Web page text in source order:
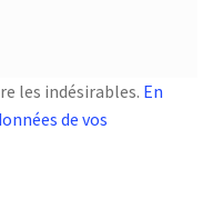
les indésirables. En
de vos